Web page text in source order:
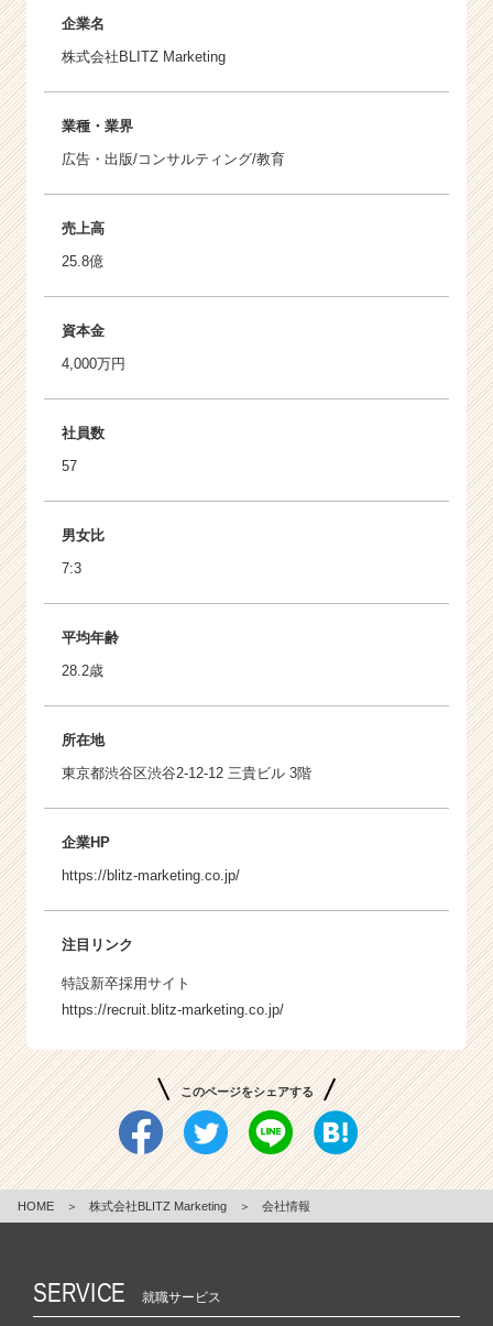
企業名
株式会社BLITZ Marketing
業種・業界
広告・出版/コンサルティング/教育
売上高
25.8億
資本金
4,000万円
社員数
57
男女比
7:3
平均年齢
28.2歳
所在地
東京都渋谷区渋谷2-12-12 三貴ビル 3階
企業HP
https://blitz-marketing.co.jp/
注目リンク
特設新卒採用サイト
https://recruit.blitz-marketing.co.jp/
このページをシェアする
HOME ＞ 株式会社BLITZ Marketing ＞ 会社情報
SERVICE 就職サービス